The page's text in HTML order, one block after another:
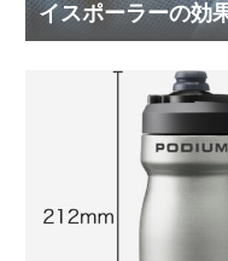
イスポーラーの効
ってみた